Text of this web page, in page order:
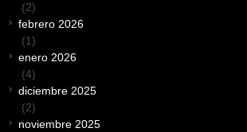
(2)
febrero 2026
(1)
enero 2026
(4)
diciembre 2025
(2)
noviembre 2025